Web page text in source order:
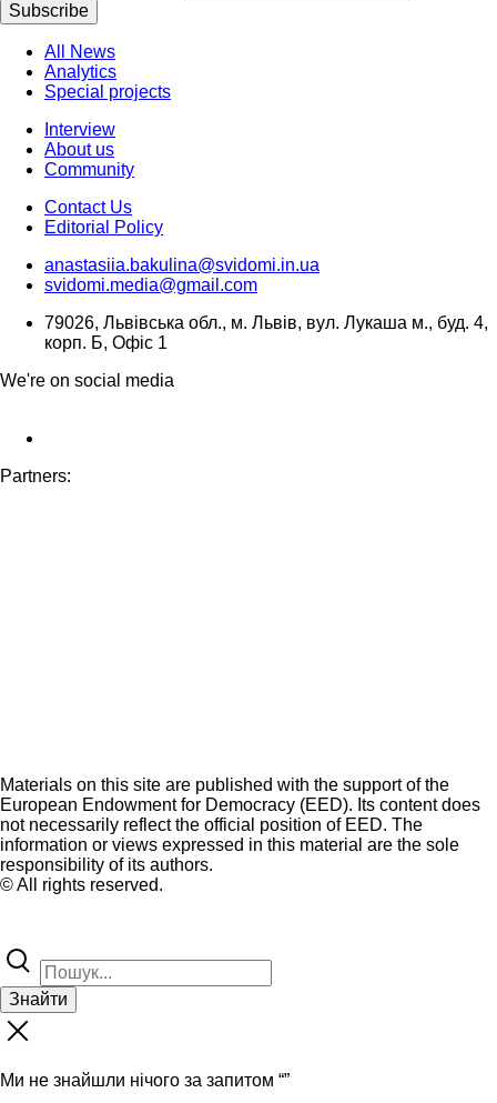
Subscribe
All News
Analytics
Special projects
Interview
About us
Community
Contact Us
Editorial Policy
anastasiia.bakulina@svidomi.in.ua
svidomi.media@gmail.com
79026, Львівська обл., м. Львів, вул. Лукаша м., буд. 4,
корп. Б, Офіс 1
We're on social media
Partners:
Materials on this site are published with the support of the
European Endowment for Democracy (EED). Its content does
not necessarily reflect the official position of EED. The
information or views expressed in this material are the sole
responsibility of its authors.
© All rights reserved.
Знайти
Ми не знайшли нічого за запитом “”